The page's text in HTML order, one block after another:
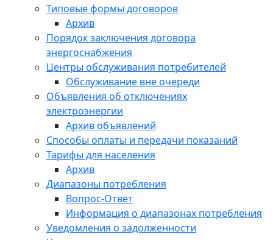
Типовые формы договоров
Архив
Порядок заключения договора
энергоснабжения
Центры обслуживания потребителей
Обслуживание вне очереди
Объявления об отключениях
электроэнергии
Архив объявлений
Способы оплаты и передачи показаний
Тарифы для населения
Архив
Диапазоны потребления
Вопрос-Ответ
Информация о диапазонах потребления
Уведомления о задолженности